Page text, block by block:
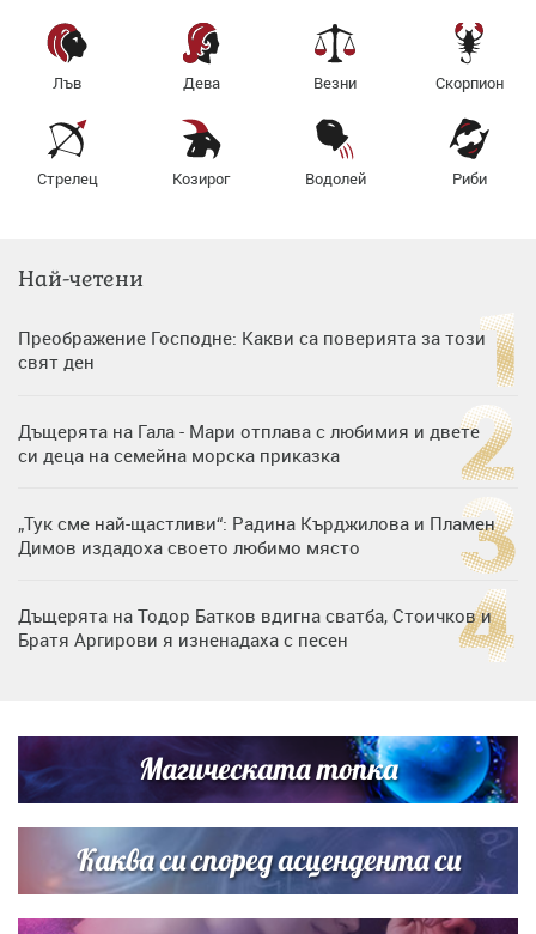
Лъв Дева Везни Скорпион
Стрелец Козирог Водолей Риби
Най-четени
Преображение Господне: Какви са поверията за този
свят ден
Дъщерята на Гала - Мари отплава с любимия и двете
си деца на семейна морска приказка
„Тук сме най-щастливи“: Радина Кърджилова и Пламен
Димов издадоха своето любимо място
Дъщерята на Тодор Батков вдигна сватба, Стоичков и
Братя Аргирови я изненадаха с песен
Списъкът е ясен: Джей Ло и Риана във ВИП гостите на
сватбата на Роналдо
Магическата топка
Каква си според асцендента си